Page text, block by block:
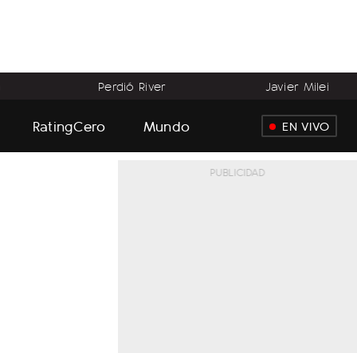
Perdió River Javier Milei
RatingCero Mundo EN VIVO